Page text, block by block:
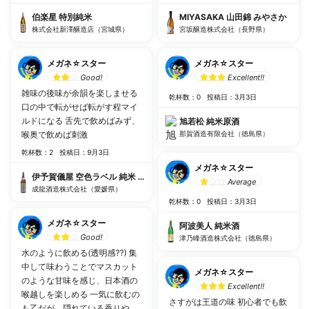
んでの味香りを楽しめ、喉奥で
の熱燗の勢いを楽しめる ぬるく
味がない
伯楽星 特別純米
株式会社新澤醸造店（宮城県）
メガネ☆スター
Good!
雑味の後味が余韻を楽しませる
口の中で転がせば転がす程マイ
ルドになる 舌先で飲めばみず、
喉奥で飲めば刺激
乾杯数：2 投稿日：9月3日
伊予賀儀屋 空色ラベル 純米 無濾過生原酒
成龍酒造株式会社（愛媛県）
メガネ☆スター
Good!
水のように飲める(透明感??) 集
中して味わうことでマスカット
のような甘味を感じ、日本酒の
喉越しを楽しめる 一気に飲むの
MIYASAKA 山田錦 みやさか
宮坂醸造株式会社（長野県）
メガネ☆スター
Excellent!!
乾杯数：0 投稿日：3月3日
旭若松 純米原酒
那賀酒造有限会社（徳島県）
メガネ☆スター
Average
乾杯数：0 投稿日：3月3日
阿波美人 純米酒
津乃峰酒造株式会社（徳島県）
メガネ☆スター
Excellent!!
さすがは王道の味 初心者でも飲